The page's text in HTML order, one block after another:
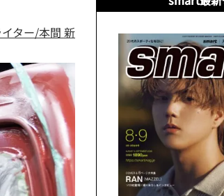
イター/本間 新